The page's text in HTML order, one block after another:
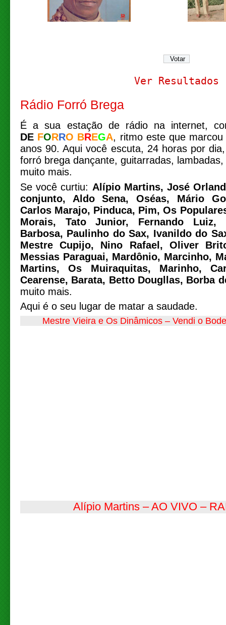
Ver Resultados
Rádio Forró Brega
É a sua estação de rádio na internet,
DE FORRO BREGA, ritmo este que
anos 90. Aqui você escuta, 24 horas por
forró brega dançante, guitarradas,
muito mais.
Se você curtiu: Alípio Martins, José
conjunto, Aldo Sena, Oséas, Mário
Carlos Marajo, Pinduca, Pim, Os
Morais, Tato Junior, Fernando Luiz,
Barbosa, Paulinho do Sax, Ivanildo do
Mestre Cupijo, Nino Rafael, Oliver
Messias Paraguai, Mardônio, Marcinho,
Martins, Os Muiraquitas, Marinho,
Cearense, Barata, Betto Dougllas, Borba
muito mais.
Aqui é o seu lugar de matar a saudade.
Mestre Vieira e Os Dinâmicos – Vendi o
Alípio Martins – AO VIVO –